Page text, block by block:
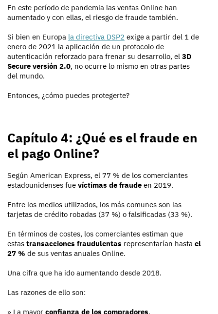
En este período de pandemia las ventas Online han
aumentado y con ellas, el riesgo de fraude también.
Si bien en Europa la directiva DSP2 exige a partir del 1 de
enero de 2021 la aplicación de un protocolo de
autenticación reforzado para frenar su desarrollo, el 3D
Secure versión 2.0, no ocurre lo mismo en otras partes
del mundo.
Entonces, ¿cómo puedes protegerte?
Capítulo 4: ¿Qué es el fraude en
el pago Online?
Según American Express, el 77 % de los comerciantes
estadounidenses fue víctimas de fraude en 2019.
Entre los medios utilizados, los más comunes son las
tarjetas de crédito robadas (37 %) o falsificadas (33 %).
En términos de costes, los comerciantes estiman que
estas transacciones fraudulentas representarían hasta el
27 % de sus ventas anuales Online.
Una cifra que ha ido aumentando desde 2018.
Las razones de ello son:
» La mayor confianza de los compradores.